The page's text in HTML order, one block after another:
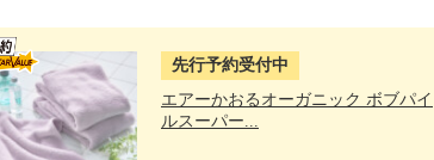
先行予約受付中
エアーかおるオーガニック ボブパイ
ルスーパー...